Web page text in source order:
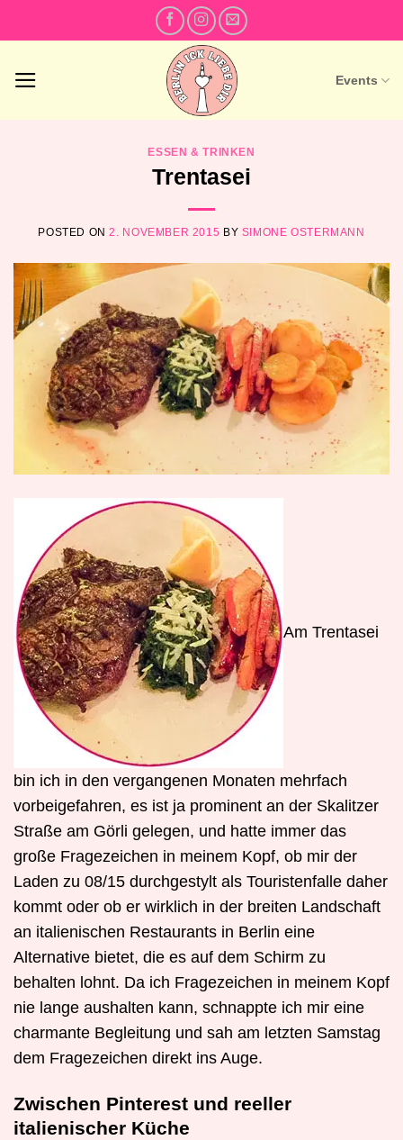
to
Events
ESSEN & TRINKEN
Trentasei
POSTED ON2. NOVEMBER 2015 BY SIMONE OSTERMANN
Am Trentasei
bin ich in den vergangenen Monaten mehrfach
vorbeigefahren, es ist ja prominent an der Skalitzer
Straße am Görli gelegen, und hatte immer das
große Fragezeichen in meinem Kopf, ob mir der
Laden zu 08/15 durchgestylt als Touristenfalle daher
kommt oder ob er wirklich in der breiten Landschaft
an italienischen Restaurants in Berlin eine
Alternative bietet, die es auf dem Schirm zu
behalten lohnt. Da ich Fragezeichen in meinem Kopf
nie lange aushalten kann, schnappte ich mir eine
charmante Begleitung und sah am letzten Samstag
dem Fragezeichen direkt ins Auge.
Zwischen Pinterest und reeller
italienischer Küche